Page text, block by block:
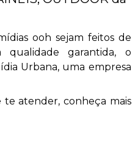
ooh sejam feitos de
qualidade garantida, o
Urbana, uma empresa
te atender, conheça mais